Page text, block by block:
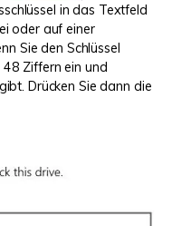
in das Textfeld
oder auf einer
Sie den Schlüssel
Ziffern ein und
Drücken Sie dann die